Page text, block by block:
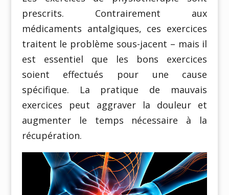
prescrits. Contrairement aux
médicaments antalgiques, ces exercices
traitent le problème sous-jacent – mais il
est essentiel que les bons exercices
soient effectués pour une cause
spécifique. La pratique de mauvais
exercices peut aggraver la douleur et
augmenter le temps nécessaire à la
récupération.